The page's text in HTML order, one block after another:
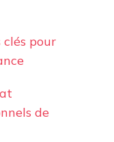
clés pour
de